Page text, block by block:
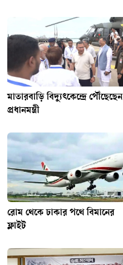
মাতারবাড়ি বিদ্যুৎকেন্দ্রে পৌঁছেছেন
প্রধানমন্ত্রী
রোম থেকে ঢাকার পথে বিমানের
ফ্লাইট